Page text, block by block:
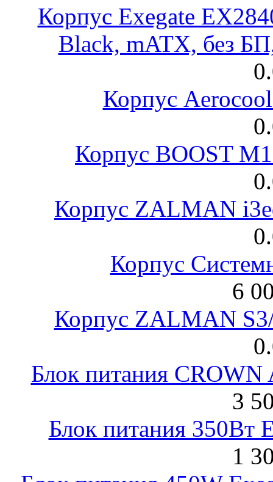
Корпус Exegate
Black, mATX, без
Корпус
Корпус BOOST
Корпус ZALMAN
Корпус
6
Корпус ZALMAN
Блок питания
3
Блок питания 350Вт
1